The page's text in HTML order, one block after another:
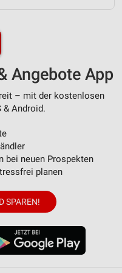
Angebote App
– mit der kostenlosen
& Android.
bei neuen Prospekten
planen
SPAREN!
oder
Auswahl von